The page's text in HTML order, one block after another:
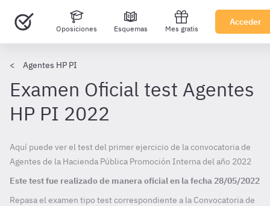
Oposiciones Esquemas Mes gratis
Acceder
Agentes HP PI
Examen Oficial test Agentes
HP PI 2022
Aquí puede ver el test del primer ejercicio de la convocatoria de
Agentes de la Hacienda Pública Promoción Interna del año 2022
Este test fue realizado de manera oficial en la fecha 28/05/2022
Repasa el examen tipo test correspondiente a la Convocatoria de